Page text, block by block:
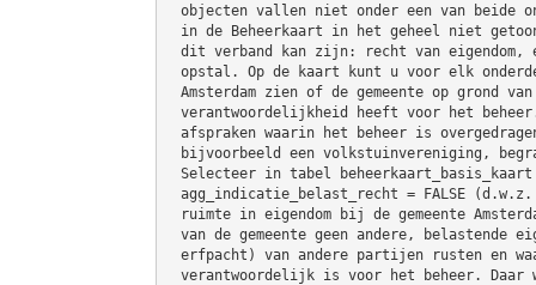
objecten vallen niet onder een van beide
in de Beheerkaart in het geheel niet
dit verband kan zijn: recht van
opstal. Op de kaart kunt u voor elk
Amsterdam zien of de gemeente op grond
verantwoordelijkheid heeft voor het
afspraken waarin het beheer is
bijvoorbeeld een volkstuinvereniging,
Selecteer in tabel
agg_indicatie_belast_recht = FALSE
ruimte in eigendom bij de gemeente
van de gemeente geen andere, belastende
erfpacht) van andere partijen rusten en
verantwoordelijk is voor het beheer. Daar